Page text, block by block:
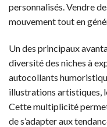
personnalisés. Vendre
mouvement tout en
Un des principaux
diversité des niches à
autocollants
illustrations artistiques,
Cette multiplicité
de s’adapter aux